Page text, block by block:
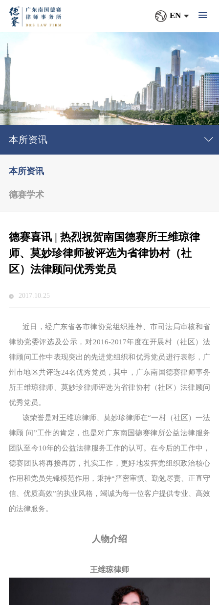
EN
本所资讯
本所资讯
德赛学术
德赛喜讯 | 热烈祝贺南国德赛所王维琼律
师、莫妙珍律师被评选为省律协村（社
区）法律顾问优秀党员
2017.10.25
近日，经广东省各市律协党组织推荐、市司法局审核和省
律协党委评选及公示，对2016-2017年度在开展村（社区）法
律顾问工作中表现突出的先进党组织和优秀党员进行表彰，广
州市地区共评选24名优秀党员，其中，广东南国德赛律师事务
所王维琼律师、莫妙珍律师评选为省律协村（社区）法律顾问
优秀党员。
该荣誉是对王维琼律师、莫妙珍律师在“一村（社区）一法
律顾 问”工作的肯定，也是对广东南国德赛律所公益法律服务
团队至今10年的公益法律服务工作的认可。在今后的工作中，
德赛团队将再接再厉，扎实工作，更好地发挥党组织政治核心
作用和党员先锋模范作用，秉持“严密审慎、勤勉尽责、正直守
信、优质高效”的执业风格，竭诚为每一位客户提供专业、高效
的法律服务。
人物介绍
王维琼律师